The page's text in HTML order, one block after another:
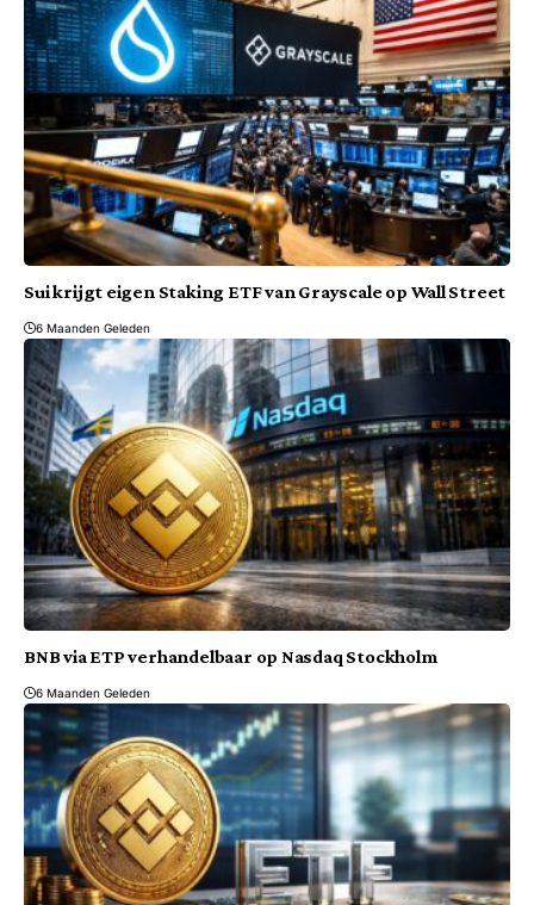
Sui krijgt eigen Staking ETF van Grayscale op Wall Street
6 Maanden Geleden
BNB via ETP verhandelbaar op Nasdaq Stockholm
6 Maanden Geleden